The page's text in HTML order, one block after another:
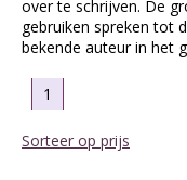
over te schrijven. De
gebruiken spreken tot
bekende auteur in het
1
Sorteer op prijs